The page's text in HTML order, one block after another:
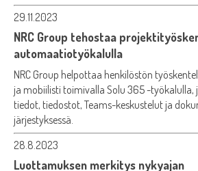
29.11.2023
NRC Group tehostaa
automaatiotyökalulla
NRC Group helpottaa henkilöstön
ja mobiilisti toimivalla Solu 365 -
tiedot, tiedostot, Teams-keskustelut ja
järjestyksessä.
28.8.2023
Luottamuksen merkitys nykyajan